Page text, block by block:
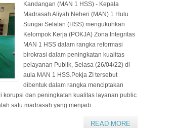
Kandangan (MAN 1 HSS) - Kepala
Madrasah Aliyah Neheri (MAN) 1 Hulu
Sungai Selatan (HSS) mengukuhkan
Kelompok Kerja (POKJA) Zona Integritas
MAN 1 HSS dalam rangka reformasi
birokrasi dalam peningkatan kualitas
pelayanan Publik, Selasa (26/04/22) di
aula MAN 1 HSS.Pokja ZI tersebut
dibentuk dalam rangka menciptakan
korupsi dan peningkatan kualitas layanan public
satu madrasah yang menjadi...
READ MORE